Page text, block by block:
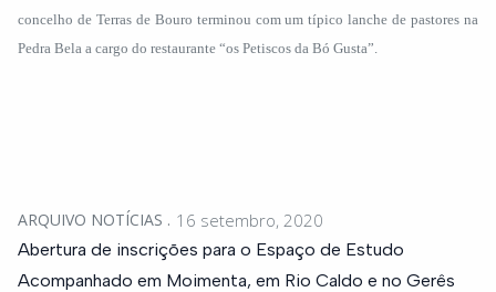
concelho de Terras de Bouro terminou com um típico lanche de pastores na
Pedra Bela a cargo do restaurante “os Petiscos da Bó Gusta”.
ARQUIVO NOTÍCIAS 16 setembro, 2020
Abertura de inscrições para o Espaço de Estudo
Acompanhado em Moimenta, em Rio Caldo e no Gerês